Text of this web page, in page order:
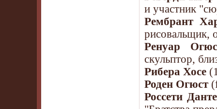
и участник
Рембрант
рисовальщик,
Ренуар
скульптор,
Рибера Хосе
Роден Огюст
Россети Данте